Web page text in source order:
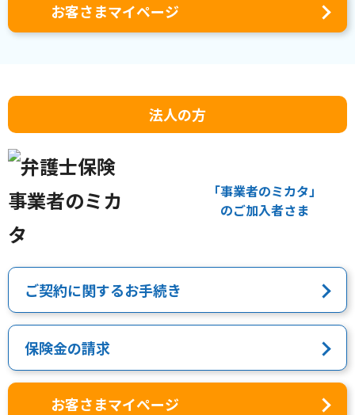
お客さまマイページ
法人の方
「事業者のミカタ」
のご加入者さま
ご契約に関するお手続き
保険金の請求
お客さまマイページ